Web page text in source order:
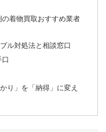
の着物買取おすすめ業者
ル対処法と相談窓口
り」を「納得」に変え